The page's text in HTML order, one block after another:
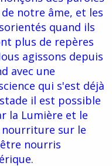
notre âme, et les
quand ils
plus de repères
agissons depuis
avec une
qui s'est déjà
il est possible
la Lumière et le
nourriture sur le
nourris